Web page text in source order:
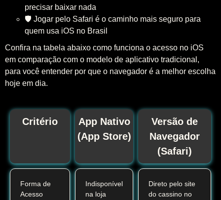
precisar baixar nada
🛡️ Jogar pelo Safari é o caminho mais seguro para
quem usa iOS no Brasil
Confira na tabela abaixo como funciona o acesso no iOS
em comparação com o modelo de aplicativo tradicional,
para você entender por que o navegador é a melhor escolha
hoje em dia.
Critério
App Nativo
(App Store)
Versão de
Navegador
(Safari)
Forma de
Acesso
Indisponível
na loja
Direto pelo site
do cassino no